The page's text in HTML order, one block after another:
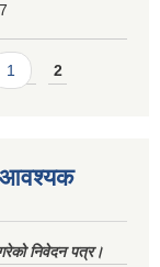
1 2
आवश्यक
निवेदन पत्र।